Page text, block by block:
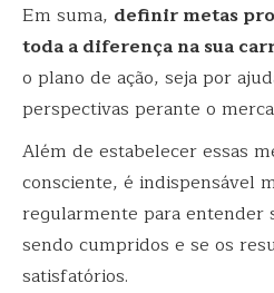
Em suma, definir metas
toda a diferença na sua
o plano de ação, seja por
perspectivas perante o
Além de estabelecer essas
consciente, é indispensável
regularmente para entender
sendo cumpridos e se os
satisfatórios.